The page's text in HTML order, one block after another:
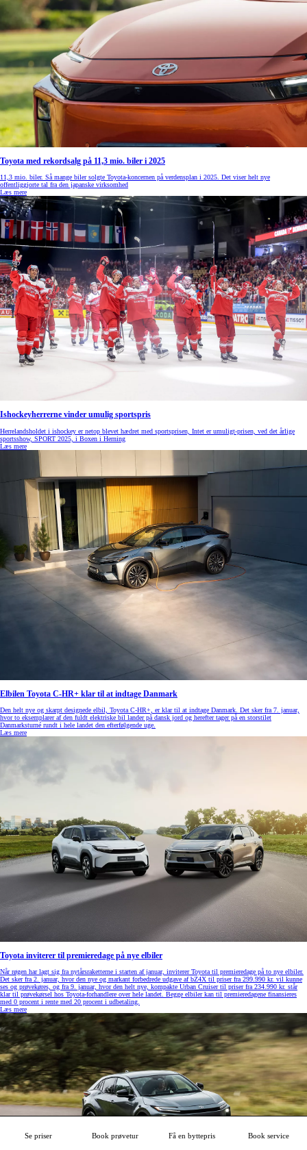
Se priser Book prøvetur Få en byttepris Book service
Toyota med rekordsalg på 11,3 mio. biler i 2025
11,3 mio. biler. Så mange biler solgte Toyota-koncernen på verdensplan i 2025. Det viser helt nye
offentliggjorte tal fra den japanske virksomhed
Læs mere
Ishockeyherrerne vinder umulig sportspris
Herrelandsholdet i ishockey er netop blevet hædret med sportsprisen, Intet er umuligt-prisen, ved det årlige
sportsshow, SPORT 2025, i Boxen i Herning
Læs mere
Elbilen Toyota C-HR+ klar til at indtage Danmark
Den helt nye og skarpt designede elbil, Toyota C-HR+, er klar til at indtage Danmark. Det sker fra 7. januar,
hvor to eksemplarer af den fuldt elektriske bil lander på dansk jord og herefter tager på en storstilet
Danmarksturné rundt i hele landet den efterfølgende uge.
Læs mere
Toyota inviterer til premieredage på nye elbiler
Når røgen har lagt sig fra nytårsraketterne i starten af januar, inviterer Toyota til premieredage på to nye elbiler.
Det sker fra 2. januar, hvor den nye og markant forbedrede udgave af bZ4X til priser fra 299.990 kr. vil kunne
ses og prøvekøres, og fra 9. januar, hvor den helt nye, kompakte Urban Cruiser til priser fra 234.990 kr. står
klar til prøvekørsel hos Toyota-forhandlere over hele landet. Begge elbiler kan til premieredagene finansieres
med 0 procent i rente med 20 procent i udbetaling.
Læs mere